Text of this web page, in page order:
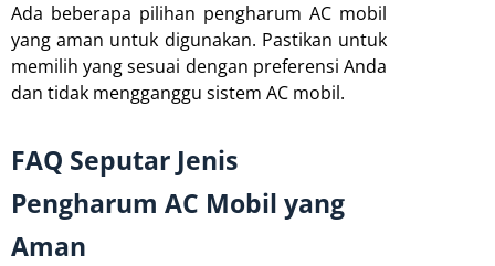
Ada beberapa pilihan pengharum AC mobil
yang aman untuk digunakan. Pastikan untuk
memilih yang sesuai dengan preferensi Anda
dan tidak mengganggu sistem AC mobil.
FAQ Seputar Jenis
Pengharum AC Mobil yang
Aman